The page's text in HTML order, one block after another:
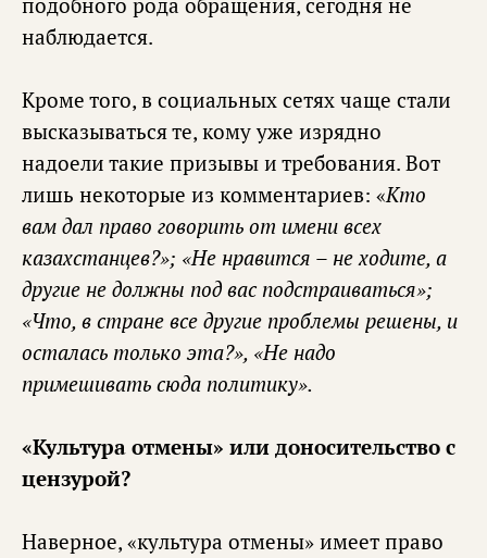
подобного рода обращения, сегодня не
наблюдается.
Кроме того, в социальных сетях чаще стали
высказываться те, кому уже изрядно
надоели такие призывы и требования. Вот
лишь некоторые из комментариев: «Кто
вам дал право говорить от имени всех
казахстанцев?»; «Не нравится – не ходите, а
другие не должны под вас подстраиваться»;
«Что, в стране все другие проблемы решены, и
осталась только эта?», «Не надо
примешивать сюда политику».
«Культура отмены» или доносительство с
цензурой?
Наверное, «культура отмены» имеет право